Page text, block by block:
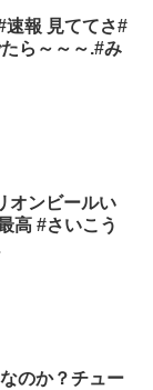
速報 見ててさ#
ら～～～.#み
オンビールい
高 #さいこう
のか？チュー